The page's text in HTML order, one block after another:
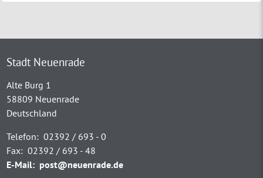
Stadt Neuenrade
Alte Burg 1
58809 Neuenrade
Deutschland
Telefon: 02392 / 693 - 0
Fax: 02392 / 693 - 48
E-Mail: post@neuenrade.de